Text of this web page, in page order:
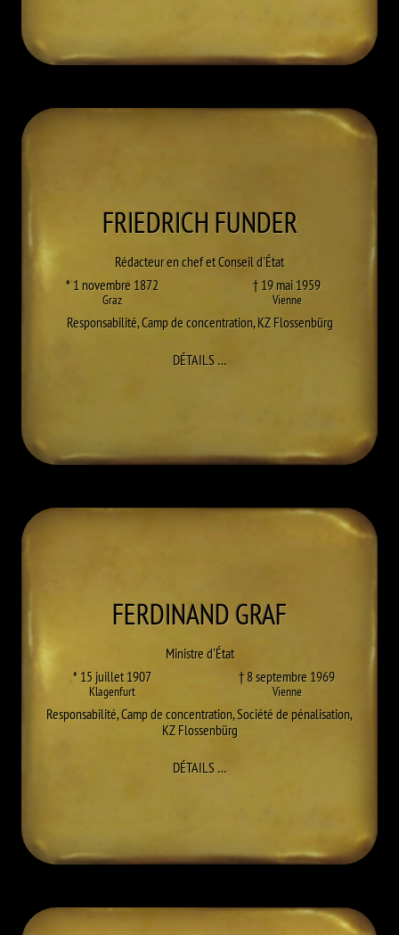
FRIEDRICHFUNDER
Rédacteur en chef et Conseil d'État
* 1 novembre 1872
Graz
† 19 mai 1959
Vienne
Responsabilité,Camp de concentration,KZ Flossenbürg
DÉTAILS…À FRIEDRICH FUNDER
FERDINANDGRAF
Ministre d'État
* 15 juillet 1907
Klagenfurt
† 8 septembre 1969
Vienne
Responsabilité,Camp de concentration,Société de pénalisation,
KZ Flossenbürg
DÉTAILS…À FERDINAND GRAF